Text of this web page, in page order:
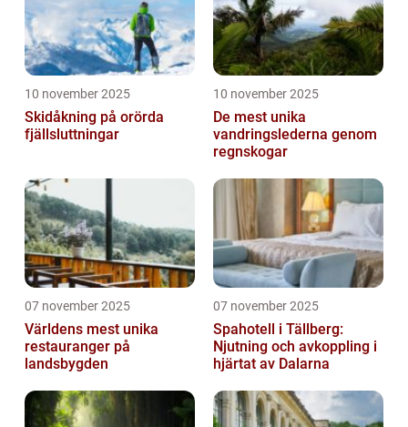
10 november 2025
Skidåkning på orörda
fjällsluttningar
10 november 2025
De mest unika
vandringslederna genom
regnskogar
07 november 2025
Världens mest unika
restauranger på
landsbygden
07 november 2025
Spahotell i Tällberg:
Njutning och avkoppling i
hjärtat av Dalarna